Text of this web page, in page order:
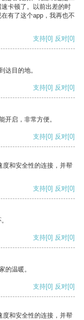
卡顿了。以前出差的时
有了这个app，我再也不
支持[0] 反对[0]
达目的地。
支持[0] 反对[0]
开启，非常方便。
支持[0] 反对[0]
度和安全性的连接，并帮
支持[0] 反对[0]
支持[0] 反对[0]
的温暖。
支持[0] 反对[0]
度和安全性的连接，并帮